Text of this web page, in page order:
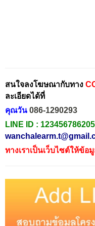
สนใจลงโฆษณากับทาง
ละเอียดได้ที่
คุณวัน 086-1290293
LINE ID : 123456786205
ทางเราเป็นเว็บไซต์ให้ข้อ